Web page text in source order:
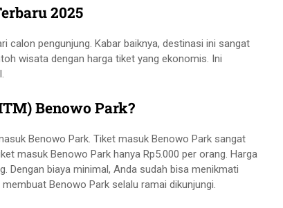
2025
calon pengunjung. Kabar baiknya, destinasi ini sangat
wisata dengan harga tiket yang ekonomis. Ini
Benowo Park?
Benowo Park. Tiket masuk Benowo Park sangat
masuk Benowo Park hanya Rp5.000 per orang. Harga
Dengan biaya minimal, Anda sudah bisa menikmati
Benowo Park selalu ramai dikunjungi.